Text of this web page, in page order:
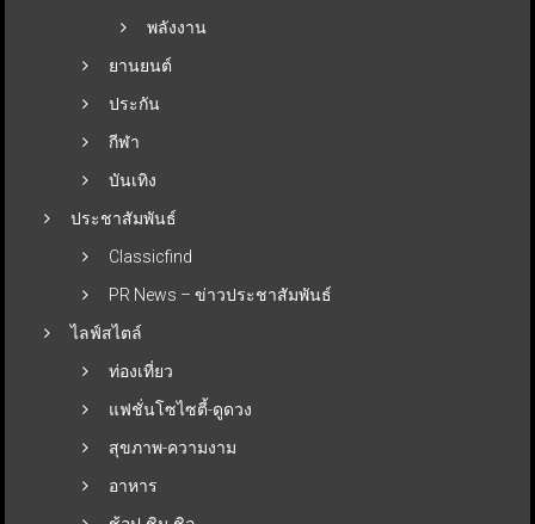
พลังงาน
ยานยนต์
ประกัน
กีฬา
บันเทิง
ประชาสัมพันธ์
Classicfind
PR News – ข่าวประชาสัมพันธ์
ไลฟ์สไตล์
ท่องเที่ยว
แฟชั่นโซไซตี้-ดูดวง
สุขภาพ-ความงาม
อาหาร